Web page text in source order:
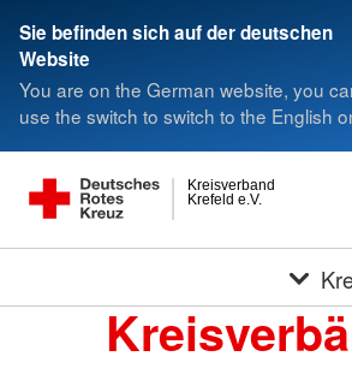
Sie befinden sich auf der deutschen
Website
You are on the German website, you
use the switch to switch to the English
Krefeld e.V.
Kreisverband